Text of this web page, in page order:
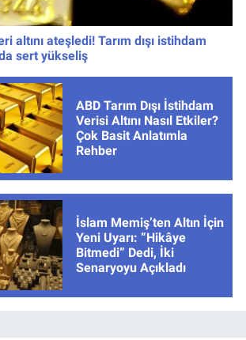
altını ateşledi! Tarım dışı istihdam
sert yükseliş
ABD Tarım Dışı İstihdam
Verisi Altını Nasıl Etkiler?
Çok Basit Anlatımla
Rehber
İslam Memiş’ten Altın İçin
Yeni Uyarı: “Hikâye
Bitmedi” Dedi, İki
Senaryoyu Açıkladı